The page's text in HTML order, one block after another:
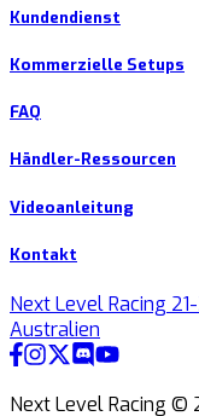
Kundendienst
Kommerzielle Setups
FAQ
Händler-Ressourcen
Videoanleitung
Kontakt
Next Level Racing
Australien
Next Level Racing ©